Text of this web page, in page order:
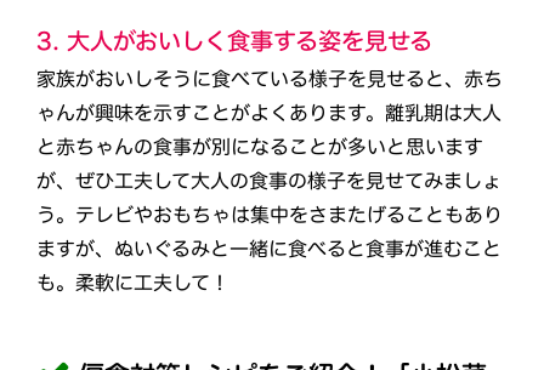
3. 大人がおいしく食事する姿を見せる
家族がおいしそうに食べている様子を見せると、赤ち
ゃんが興味を示すことがよくあります。離乳期は大人
と赤ちゃんの食事が別になることが多いと思います
が、ぜひ工夫して大人の食事の様子を見せてみましょ
う。テレビやおもちゃは集中をさまたげることもあり
ますが、ぬいぐるみと一緒に食べると食事が進むこと
も。柔軟に工夫して！